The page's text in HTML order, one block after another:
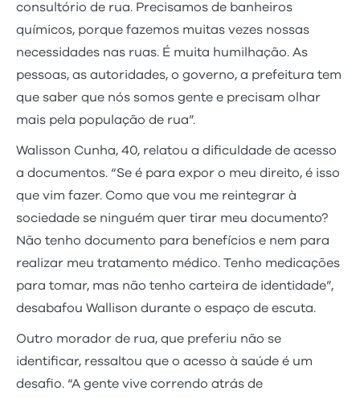
consultório de rua. Precisamos de banheiros
químicos, porque fazemos muitas vezes nossas
necessidades nas ruas. É muita humilhação. As
pessoas, as autoridades, o governo, a prefeitura tem
que saber que nós somos gente e precisam olhar
mais pela população de rua”.
Walisson Cunha, 40, relatou a dificuldade de acesso
a documentos. “Se é para expor o meu direito, é isso
que vim fazer. Como que vou me reintegrar à
sociedade se ninguém quer tirar meu documento?
Não tenho documento para benefícios e nem para
realizar meu tratamento médico. Tenho medicações
para tomar, mas não tenho carteira de identidade”,
desabafou Wallison durante o espaço de escuta.
Outro morador de rua, que preferiu não se
identificar, ressaltou que o acesso à saúde é um
desafio. “A gente vive correndo atrás de